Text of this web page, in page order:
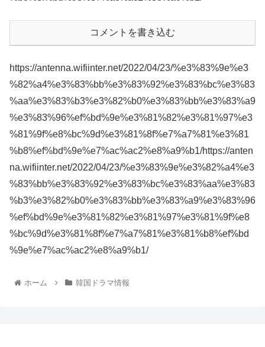
コメントを書き込む
https://antenna.wifiinter.net/2022/04/23/%e3%83%9e%e3
%82%a4%e3%83%bb%e3%83%92%e3%83%bc%e3%83
%aa%e3%83%b3%e3%82%b0%e3%83%bb%e3%83%a9
%e3%83%96%ef%bd%9e%e3%81%82%e3%81%97%e3
%81%9f%e8%bc%9d%e3%81%8f%e7%a7%81%e3%81
%b8%ef%bd%9e%e7%ac%ac2%e8%a9%b1/https://anten
na.wifiinter.net/2022/04/23/%e3%83%9e%e3%82%a4%e3
%83%bb%e3%83%92%e3%83%bc%e3%83%aa%e3%83
%b3%e3%82%b0%e3%83%bb%e3%83%a9%e3%83%96
%ef%bd%9e%e3%81%82%e3%81%97%e3%81%9f%e8
%bc%9d%e3%81%8f%e7%a7%81%e3%81%b8%ef%bd
%9e%e7%ac%ac2%e8%a9%b1/
ホーム 韓国ドラマ情報